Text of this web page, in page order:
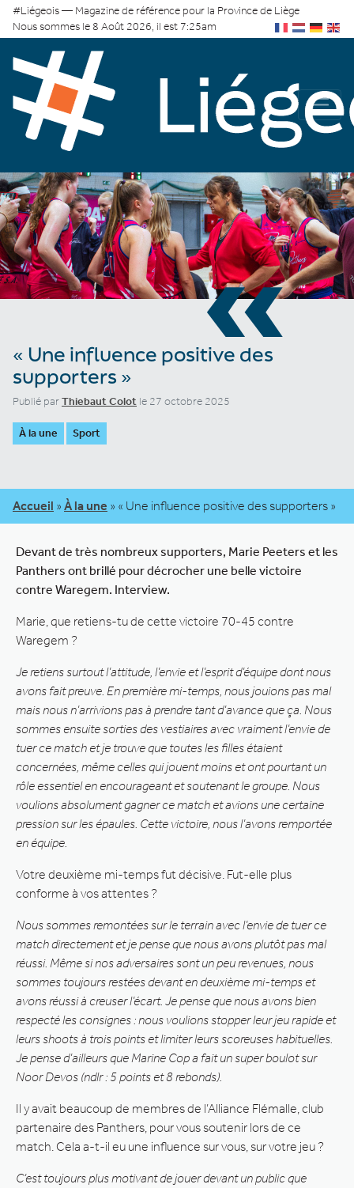
#Liégeois — Magazine de référence pour la Province de Liège
Nous sommes le 8 Août 2026, il est 7:25am
«
« Une influence positive des
supporters »
Publié parThiebaut Colot le 27 octobre 2025
À la une Sport
Accueil » À la une » « Une influence positive des supporters »
Devant de très nombreux supporters, Marie Peeters et les
Panthers ont brillé pour décrocher une belle victoire
contre Waregem. Interview.
Marie, que retiens-tu de cette victoire 70-45 contre
Waregem ?
Je retiens surtout l’attitude, l’envie et l’esprit d’équipe dont nous
avons fait preuve. En première mi-temps, nous jouions pas mal
mais nous n’arrivions pas à prendre tant d’avance que ça. Nous
sommes ensuite sorties des vestiaires avec vraiment l’envie de
tuer ce match et je trouve que toutes les filles étaient
concernées, même celles qui jouent moins et ont pourtant un
rôle essentiel en encourageant et soutenant le groupe. Nous
voulions absolument gagner ce match et avions une certaine
pression sur les épaules. Cette victoire, nous l’avons remportée
en équipe.
Votre deuxième mi-temps fut décisive. Fut-elle plus
conforme à vos attentes ?
Nous sommes remontées sur le terrain avec l’envie de tuer ce
match directement et je pense que nous avons plutôt pas mal
réussi. Même si nos adversaires sont un peu revenues, nous
sommes toujours restées devant en deuxième mi-temps et
avons réussi à creuser l’écart. Je pense que nous avons bien
respecté les consignes : nous voulions stopper leur jeu rapide et
leurs shoots à trois points et limiter leurs scoreuses habituelles.
Je pense d’ailleurs que Marine Cop a fait un super boulot sur
Noor Devos (ndlr : 5 points et 8 rebonds).
Il y avait beaucoup de membres de l’Alliance Flémalle, club
partenaire des Panthers, pour vous soutenir lors de ce
match. Cela a-t-il eu une influence sur vous, sur votre jeu ?
C’est toujours plus motivant de jouer devant un public que